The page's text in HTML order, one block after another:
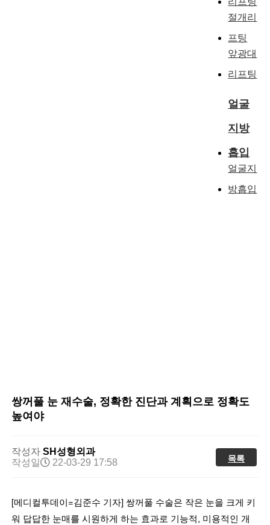
절개리
프팅
앞광대
리프팅
얼굴
지방
흡입
얼굴지
방흡입
쌍꺼풀 눈 재수술, 정확한 진단과 계획으로 정확도
높여야
작성자 SH성형외과
작성일
22-03-29 17:58 목록
[메디컬투데이=김준수 기자] 쌍꺼풀 수술은 작은 눈을 크게 키
워 답답한 눈매를 시원하게 하는 효과로 기능적, 미용적인 개